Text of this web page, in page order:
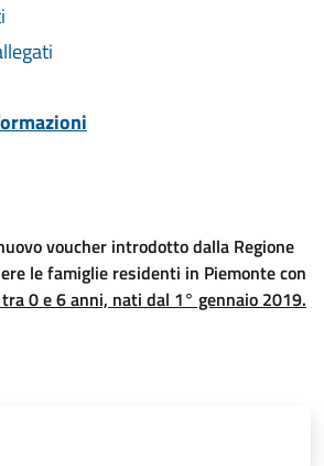
voucher introdotto dalla Regione
le famiglie residenti in Piemonte con
0 e 6 anni, nati dal 1° gennaio 2019.